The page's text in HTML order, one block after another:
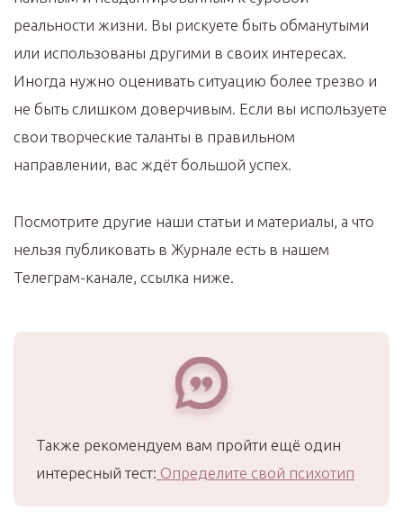
реальности жизни. Вы рискуете быть обманутыми
или использованы другими в своих интересах.
Иногда нужно оценивать ситуацию более трезво и
не быть слишком доверчивым. Если вы используете
свои творческие таланты в правильном
направлении, вас ждёт большой успех.
Посмотрите другие наши статьи и материалы, а что
нельзя публиковать в Журнале есть в нашем
Телеграм-канале, ссылка ниже.
Также рекомендуем вам пройти ещё один
интересный тест: Определите свой психотип